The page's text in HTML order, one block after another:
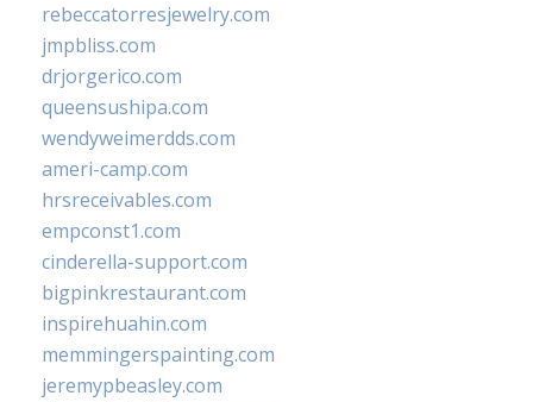
rebeccatorresjewelry.com
jmpbliss.com
drjorgerico.com
queensushipa.com
wendyweimerdds.com
ameri-camp.com
hrsreceivables.com
empconst1.com
cinderella-support.com
bigpinkrestaurant.com
inspirehuahin.com
memmingerspainting.com
jeremypbeasley.com